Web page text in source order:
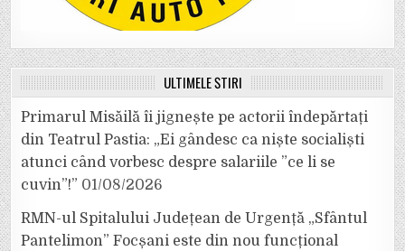
ULTIMELE ȘTIRI
Primarul Misăilă îi jignește pe actorii îndepărtați
din Teatrul Pastia: „Ei gândesc ca niște socialiști
atunci când vorbesc despre salariile ”ce li se
cuvin”!” 01/08/2026
RMN-ul Spitalului Județean de Urgență „Sfântul
Pantelimon” Focșani este din nou funcțional